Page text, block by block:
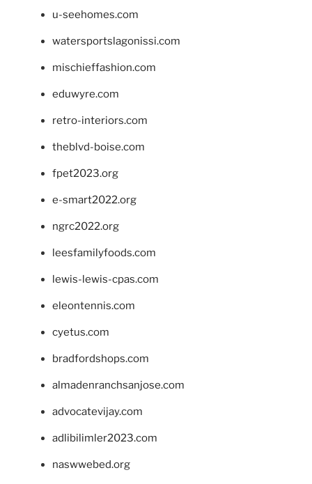
u-seehomes.com
watersportslagonissi.com
mischieffashion.com
eduwyre.com
retro-interiors.com
theblvd-boise.com
fpet2023.org
e-smart2022.org
ngrc2022.org
leesfamilyfoods.com
lewis-lewis-cpas.com
eleontennis.com
cyetus.com
bradfordshops.com
almadenranchsanjose.com
advocatevijay.com
adlibilimler2023.com
naswwebed.org